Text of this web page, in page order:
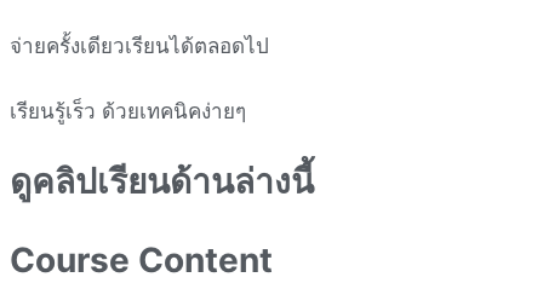
จ่ายครั้งเดียวเรียนได้ตลอดไป
เรียนรู้เร็ว ด้วยเทคนิคง่ายๆ
ดูคลิปเรียนด้านล่างนี้
Course Content